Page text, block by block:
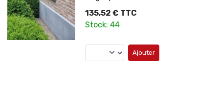
135,52 € TTC
Stock: 44
Ajouter